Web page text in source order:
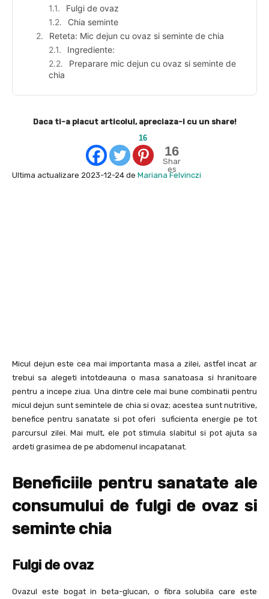
Fulgi de ovaz
Chia seminte
Reteta: Mic dejun cu ovaz si seminte de chia
Ingrediente:
Preparare mic dejun cu ovaz si seminte de
chia
Daca ti-a placut articolul, apreciaza-l cu un share!
16
16
Shar
es
Ultima actualizare 2023-12-24 de Mariana Felvinczi
Micul dejun este cea mai importanta masa a zilei, astfel incat ar
trebui sa alegeti intotdeauna o masa sanatoasa si hranitoare
pentru a incepe ziua. Una dintre cele mai bune combinatii pentru
micul dejun sunt semintele de chia si ovaz; acestea sunt nutritive,
benefice pentru sanatate si pot oferi suficienta energie pe tot
parcursul zilei. Mai mult, ele pot stimula slabitul si pot ajuta sa
ardeti grasimea de pe abdomenul incapatanat.
Beneficiile pentru sanatate ale
consumului de fulgi de ovaz si
seminte chia
Fulgi de ovaz
Ovazul este bogat in beta-glucan, o fibra solubila care este